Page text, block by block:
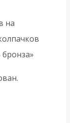
на
бронза»